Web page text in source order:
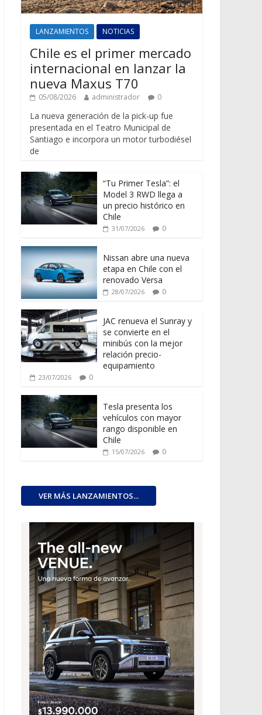
LANZAMIENTOS NOTICIAS
Chile es el primer mercado
internacional en lanzar la
nueva Maxus T70
05/08/2026 administrador 0
La nueva generación de la pick-up fue
presentada en el Teatro Municipal de
Santiago e incorpora un motor turbodiésel
de
“Tu Primer Tesla”: el
Model 3 RWD llega a
un precio histórico en
Chile
31/07/2026 0
Nissan abre una nueva
etapa en Chile con el
renovado Versa
28/07/2026 0
JAC renueva el Sunray y
se convierte en el
minibús con la mejor
relación precio-
equipamiento
23/07/2026 0
Tesla presenta los
vehículos con mayor
rango disponible en
Chile
15/07/2026 0
VER MÁS LANZAMIENTOS...